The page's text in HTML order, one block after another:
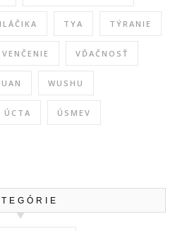
TYA TÝRANIE
VENČENIE VĎAČNOSŤ
WUSHU
ÚCTA ÚSMEV